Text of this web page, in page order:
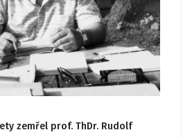
zemřel prof. ThDr. Rudolf